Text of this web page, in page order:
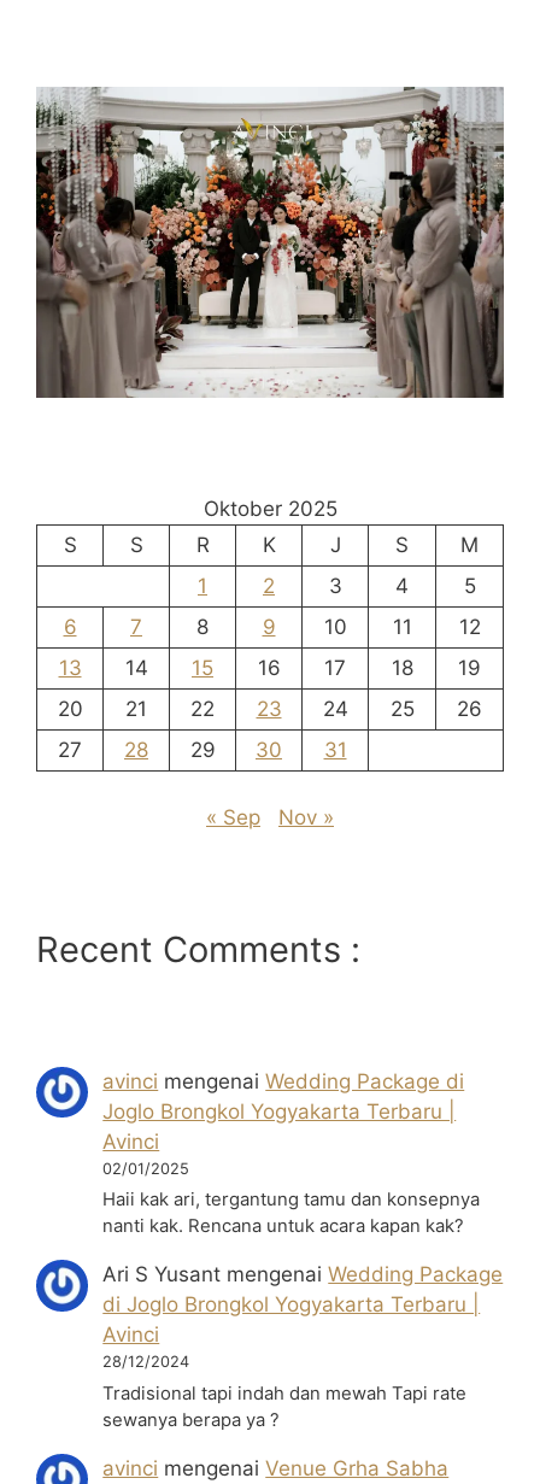
Oktober 2025
S
S R K J S
M
1
2 3 4
5
6
7 8 9 10 11
12
13
14 15 16 17 18
19
20
21 22 23 24 25
26
27
28 29 30 31
« Sep Nov »
Recent Comments :
avinci mengenaiWedding Package di
Joglo Brongkol Yogyakarta Terbaru |
Avinci
02/01/2025
Haii kak ari, tergantung tamu dan konsepnya
nanti kak. Rencana untuk acara kapan kak?
Ari S Yusant mengenaiWedding Package
di Joglo Brongkol Yogyakarta Terbaru |
Avinci
28/12/2024
Tradisional tapi indah dan mewah Tapi rate
sewanya berapa ya ?
avinci mengenaiVenue Grha Sabha